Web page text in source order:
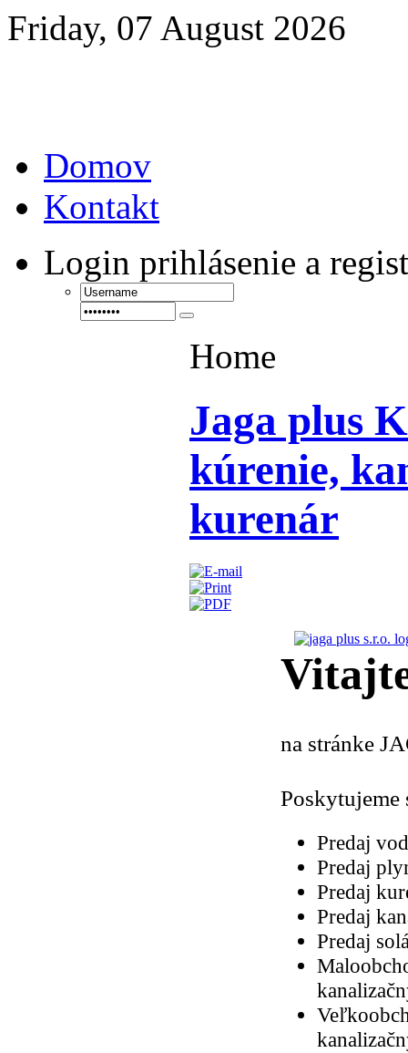
Friday, 07 August 2026
Domov
Kontakt
Login prihlásenie a
Home
Jaga plus
kúrenie,
kurenár
na stránke
Predaj
Predaj
Predaj
Predaj
Predaj